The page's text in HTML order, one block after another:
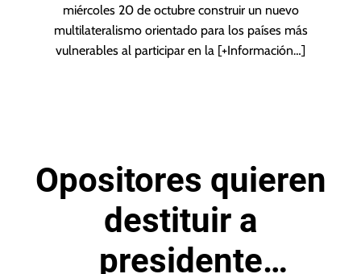
miércoles 20 de octubre construir un nuevo
multilateralismo orientado para los países más
vulnerables al participar en la [+Información…]
Opositores quieren
destituir a
presidente